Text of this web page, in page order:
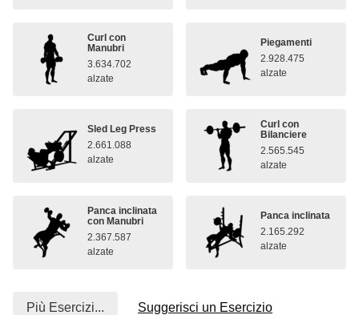
Curl con
Manubri
3.634.702
alzate
Piegamenti
2.928.475
alzate
Sled Leg Press
2.661.088
alzate
Curl con
Bilanciere
2.565.545
alzate
Panca inclinata
con Manubri
2.367.587
alzate
Panca inclinata
2.165.292
alzate
Più Esercizi... Suggerisci un Esercizio